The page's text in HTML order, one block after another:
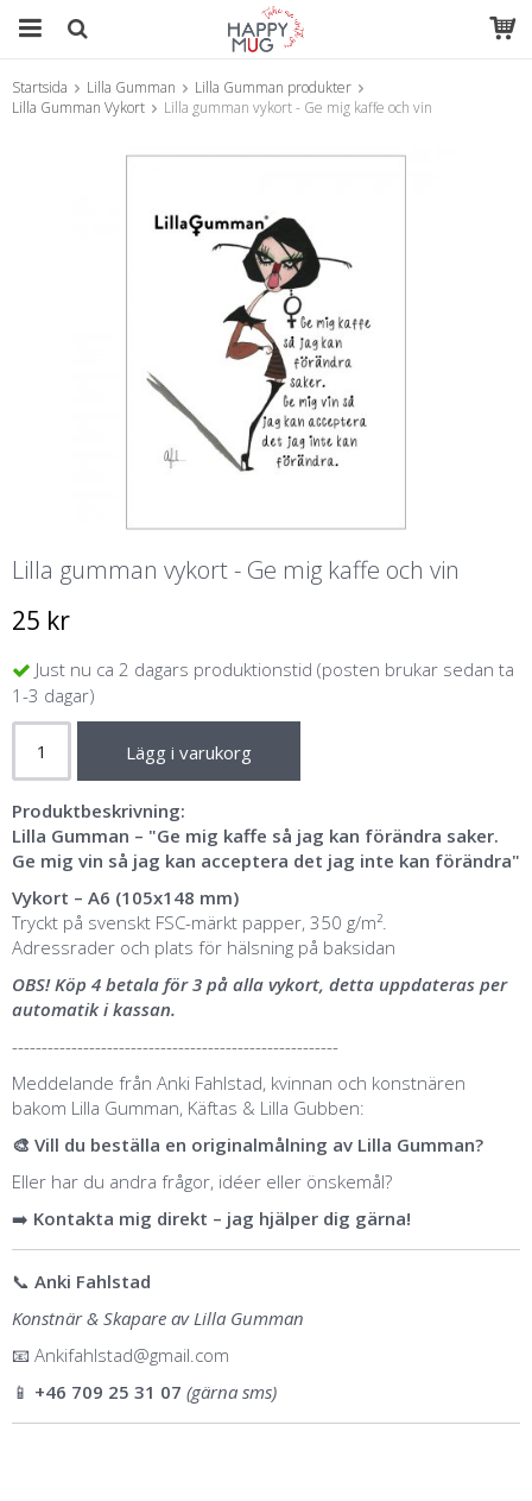
Produkten har blivit tillagd i varukorgen
Startsida Lilla Gumman
Lilla Gumman produkter
Lilla Gumman Vykort
Lilla gumman vykort - Ge mig kaffe och vin
Lilla gumman vykort - Ge mig kaffe och vin
25 kr
Just nu ca 2 dagars produktionstid (posten brukar sedan ta
1-3 dagar)
Lägg i varukorg
Produktbeskrivning:
Lilla Gumman – "Ge mig kaffe så jag kan förändra saker.
Ge mig vin så jag kan acceptera det jag inte kan förändra"
Vykort – A6 (105x148 mm)
Tryckt på svenskt FSC-märkt papper, 350 g/m².
Adressrader och plats för hälsning på baksidan
OBS! Köp 4 betala för 3 på alla vykort, detta uppdateras per
automatik i kassan.
-------------------------------------------------------
Meddelande från Anki Fahlstad, kvinnan och konstnären
bakom Lilla Gumman, Käftas & Lilla Gubben:
🎨 Vill du beställa en originalmålning av Lilla Gumman?
Eller har du andra frågor, idéer eller önskemål?
➡️ Kontakta mig direkt – jag hjälper dig gärna!
📞 Anki Fahlstad
Konstnär & Skapare av Lilla Gumman
📧 Ankifahlstad@gmail.com
📱 +46 709 25 31 07 (gärna sms)